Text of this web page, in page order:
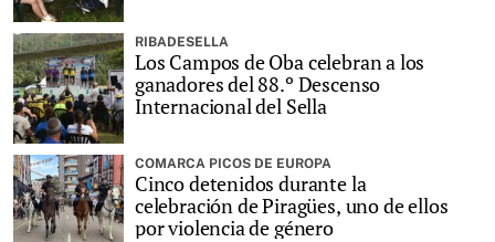
RIBADESELLA
Los Campos de Oba celebran a los
ganadores del 88.º Descenso
Internacional del Sella
COMARCA PICOS DE EUROPA
Cinco detenidos durante la
celebración de Piragües, uno de ellos
por violencia de género